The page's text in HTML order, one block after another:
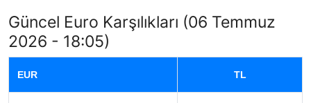
Güncel Euro Karşılıkları (06 Temmuz
2026 - 18:05)
EUR TL